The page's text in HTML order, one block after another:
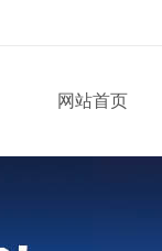
网站首页